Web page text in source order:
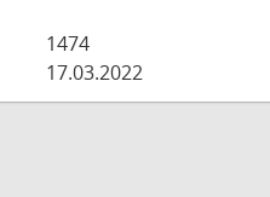
1474
17.03.2022